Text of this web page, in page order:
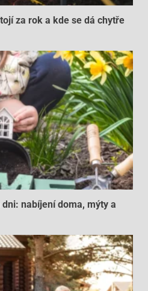
za rok a kde se dá chytře
nabíjení doma, mýty a